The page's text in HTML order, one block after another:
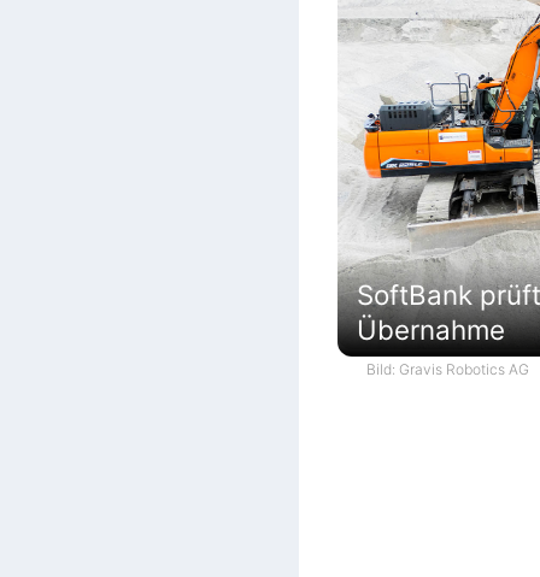
SoftBank
Übernahme
Bild: Gravis Robotics AG